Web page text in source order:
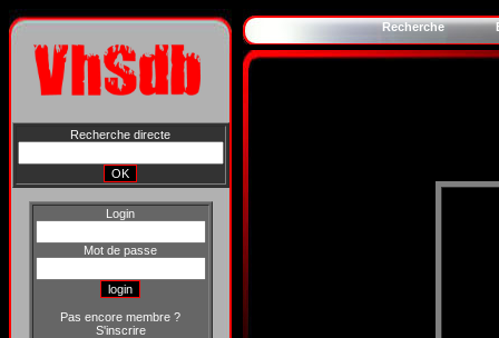
Recherche directe
Login
Mot de passe
Pas encore membre ?
S'inscrire
Recherche